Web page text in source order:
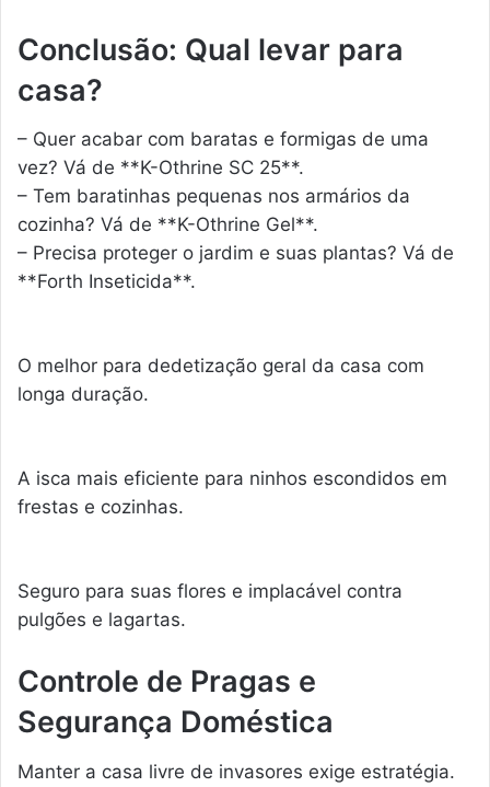
Conclusão: Qual levar para
casa?
– Quer acabar com baratas e formigas de uma
vez? Vá de **K-Othrine SC 25**.
– Tem baratinhas pequenas nos armários da
cozinha? Vá de **K-Othrine Gel**.
– Precisa proteger o jardim e suas plantas? Vá de
**Forth Inseticida**.
O melhor para dedetização geral da casa com
longa duração.
A isca mais eficiente para ninhos escondidos em
frestas e cozinhas.
Seguro para suas flores e implacável contra
pulgões e lagartas.
Controle de Pragas e
Segurança Doméstica
Manter a casa livre de invasores exige estratégia.